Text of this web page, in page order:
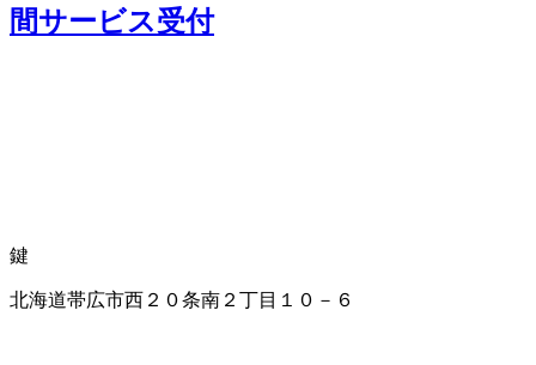
間サービス受付
鍵
北海道帯広市西２０条南２丁目１０－６